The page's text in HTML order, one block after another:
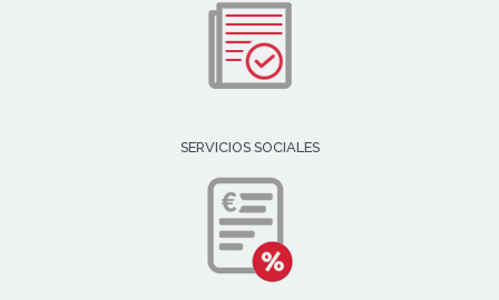
SERVICIOS SOCIALES